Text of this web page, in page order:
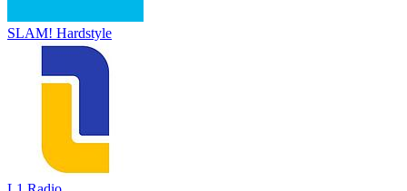
SLAM! Hardstyle